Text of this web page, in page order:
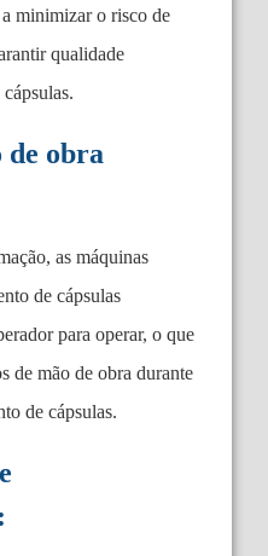
minimizar o risco de
qualidade
de obra
as máquinas
de cápsulas
para operar, o que
de mão de obra durante
de cápsulas.